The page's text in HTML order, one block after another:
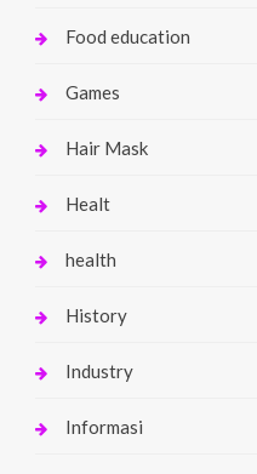
Food education
Games
Hair Mask
Healt
health
History
Industry
Informasi